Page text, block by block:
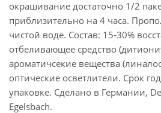
окрашивание достаточно 1/2
приблизительно на 4 часа.
чистой воде. Состав: 15-30%
отбеливающее средство
ароматичсекие вещества
оптические осветлители. Срок
упаковке. Сделано в Германии,
Egelsbach.